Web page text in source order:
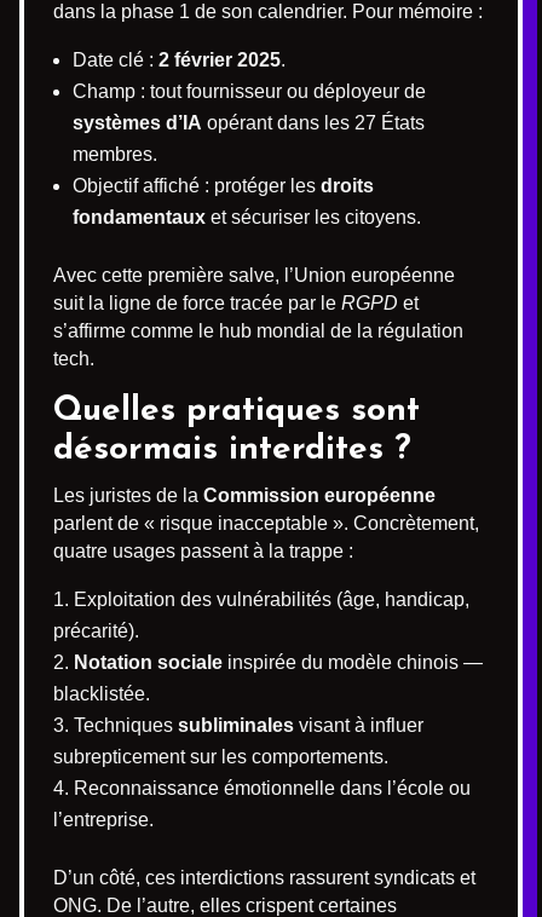
dans la phase 1 de son calendrier. Pour mémoire :
Date clé : 2 février 2025.
Champ : tout fournisseur ou déployeur de
systèmes d’IA opérant dans les 27 États
membres.
Objectif affiché : protéger les droits
fondamentaux et sécuriser les citoyens.
Avec cette première salve, l’Union européenne
suit la ligne de force tracée par le RGPD et
s’affirme comme le hub mondial de la régulation
tech.
Quelles pratiques sont
désormais interdites ?
Les juristes de la Commission européenne
parlent de « risque inacceptable ». Concrètement,
quatre usages passent à la trappe :
Exploitation des vulnérabilités (âge, handicap,
précarité).
Notation sociale inspirée du modèle chinois —
blacklistée.
Techniques subliminales visant à influer
subrepticement sur les comportements.
Reconnaissance émotionnelle dans l’école ou
l’entreprise.
D’un côté, ces interdictions rassurent syndicats et
ONG. De l’autre, elles crispent certaines